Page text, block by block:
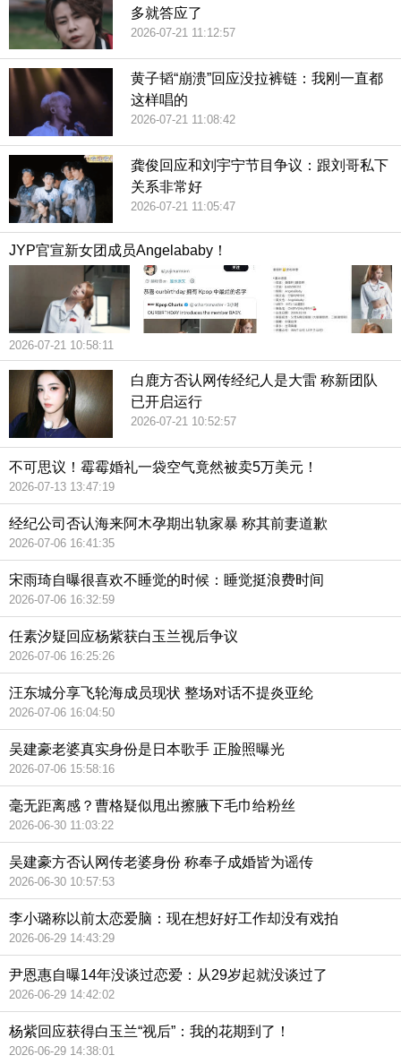
多就答应了
2026-07-21 11:12:57
黄子韬“崩溃”回应没拉裤链：我刚一直都
这样唱的
2026-07-21 11:08:42
龚俊回应和刘宇宁节目争议：跟刘哥私下
关系非常好
2026-07-21 11:05:47
JYP官宣新女团成员Angelababy！
2026-07-21 10:58:11
白鹿方否认网传经纪人是大雷 称新团队
已开启运行
2026-07-21 10:52:57
不可思议！霉霉婚礼一袋空气竟然被卖5万美元！
2026-07-13 13:47:19
经纪公司否认海来阿木孕期出轨家暴 称其前妻道歉
2026-07-06 16:41:35
宋雨琦自曝很喜欢不睡觉的时候：睡觉挺浪费时间
2026-07-06 16:32:59
任素汐疑回应杨紫获白玉兰视后争议
2026-07-06 16:25:26
汪东城分享飞轮海成员现状 整场对话不提炎亚纶
2026-07-06 16:04:50
吴建豪老婆真实身份是日本歌手 正脸照曝光
2026-07-06 15:58:16
毫无距离感？曹格疑似甩出擦腋下毛巾给粉丝
2026-06-30 11:03:22
吴建豪方否认网传老婆身份 称奉子成婚皆为谣传
2026-06-30 10:57:53
李小璐称以前太恋爱脑：现在想好好工作却没有戏拍
2026-06-29 14:43:29
尹恩惠自曝14年没谈过恋爱：从29岁起就没谈过了
2026-06-29 14:42:02
杨紫回应获得白玉兰“视后”：我的花期到了！
2026-06-29 14:38:01